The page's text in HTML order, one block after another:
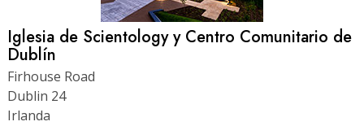
Iglesia de Scientology y Centro Comunitario de
Dublín
Firhouse Road
Dublin 24
Irlanda